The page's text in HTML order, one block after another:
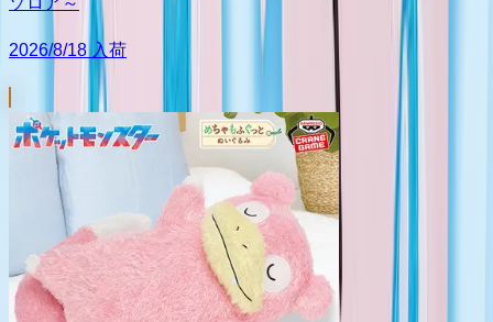
2026/8/18 入荷